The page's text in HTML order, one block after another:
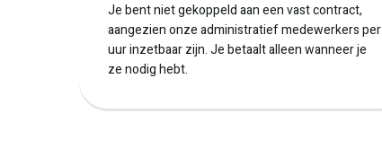
Je bent niet gekoppeld aan een vast contract,
aangezien onze administratief medewerkers per
uur inzetbaar zijn. Je betaalt alleen wanneer je
ze nodig hebt.